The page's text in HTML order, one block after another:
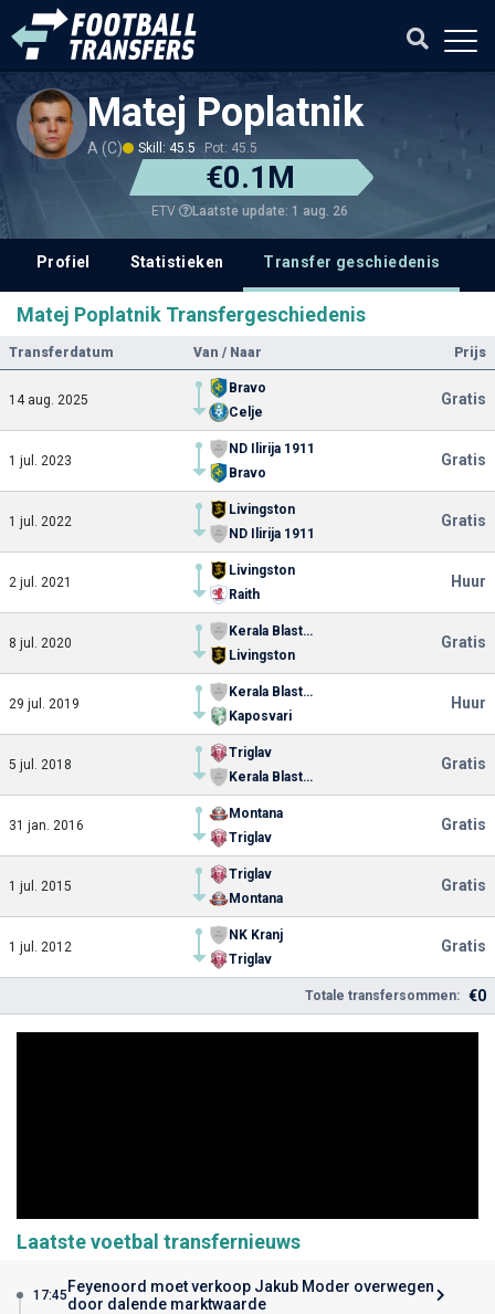
Matej Poplatnik
A (C) Skill: 45.5 Pot: 45.5
€0.1M
ETV Laatste update: 1 aug. 26
Profiel Statistieken Transfer geschiedenis
Matej Poplatnik Transfergeschiedenis
Transferdatum Van / Naar Prijs
14 aug. 2025
Bravo
Celje
Gratis
1 jul. 2023
ND Ilirija 1911
Bravo
Gratis
1 jul. 2022
Livingston
ND Ilirija 1911
Gratis
2 jul. 2021
Livingston
Raith
Huur
8 jul. 2020
Kerala Blasters FC
Livingston
Gratis
29 jul. 2019
Kerala Blasters FC
Kaposvari
Huur
5 jul. 2018
Triglav
Kerala Blasters FC
Gratis
31 jan. 2016
Montana
Triglav
Gratis
1 jul. 2015
Triglav
Montana
Gratis
1 jul. 2012
NK Kranj
Triglav
Gratis
Totale transfersommen: €0
Laatste voetbal transfernieuws
17:45 Feyenoord moet verkoop Jakub Moder overwegen
door dalende marktwaarde